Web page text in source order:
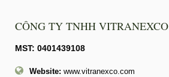
CÔNG TY TNHH VITRANEXCO
MST: 0401439108
Website: www.vitranexco.com